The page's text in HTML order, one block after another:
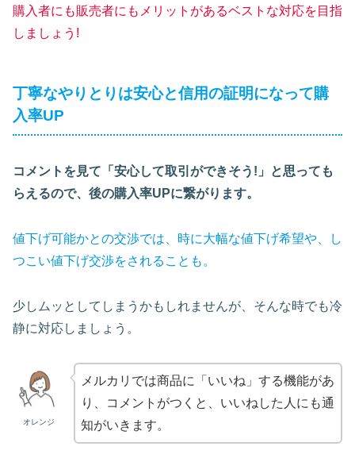
購入者にも販売者にもメリットがあるベストな対応を目指
しましょう!
丁寧なやりとりは安心と信用の証明になって購
入率UP
コメントを見て「安心して取引ができそう!」と思っても
らえるので、後の購入率UPに繋がります。
値下げ可能かとの交渉では、時に大幅な値下げ希望や、し
つこい値下げ交渉をされることも。
少しムッとしてしまうかもしれませんが、そんな時でも冷
静に対応しましょう。
オレンジ
メルカリでは商品に「いいね」する機能があ
り、コメントがつくと、いいねした人にも通
知がいきます。